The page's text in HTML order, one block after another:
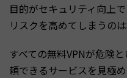
目的がセキュリティ向上
リスクを高めてしまうのは
すべての無料VPNが危険
頼できるサービスを見極